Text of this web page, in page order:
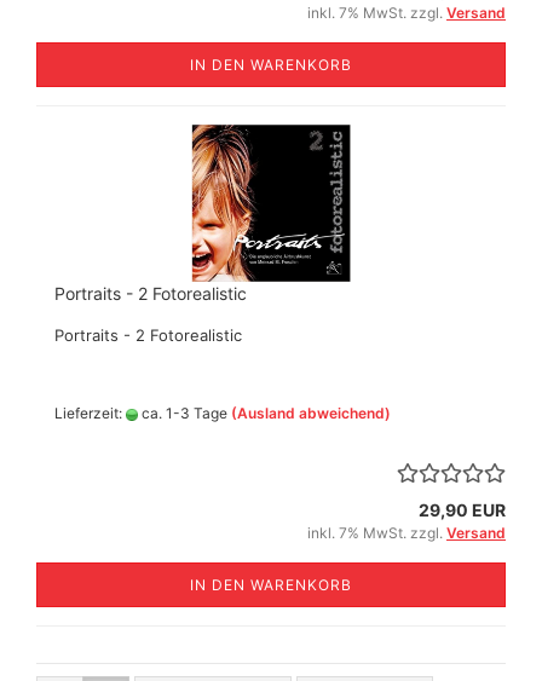
inkl. 7% MwSt. zzgl. Versand
IN DEN WARENKORB
Portraits - 2 Fotorealistic
Portraits - 2 Fotorealistic
Lieferzeit: ca. 1-3 Tage (Ausland abweichend)
29,90 EUR
inkl. 7% MwSt. zzgl. Versand
IN DEN WARENKORB